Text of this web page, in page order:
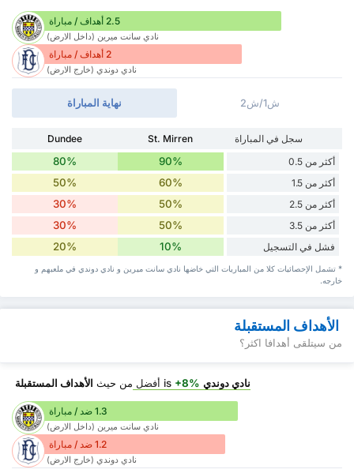
2.5 أهداف / مباراة
نادي سانت ميرين (داخل الارض)
2 أهداف / مباراة
نادي دوندي (خارج الارض)
نهاية المباراة ش1/ش2
سجل في المباراة St. Mirren
Dundee
أكثر من 0.5
90%
80%
أكثر من 1.5 60%
50%
أكثر من 2.5 50%
30%
أكثر من 3.5 50%
30%
فشل في التسجيل 10%
20%
* تشمل الإحصائيات كلا من المباريات التي خاضها نادي سانت ميرين و نادي دوندي في ملعبهم و
خارجه.
الأهداف المستقبلة
من سيتلقى أهدافا اكثر؟
نادي دوندي +8% أفضل من حيث الأهداف المستقبلة
1.3 ضد / مباراة
نادي سانت ميرين (داخل الارض)
1.2 ضد / مباراة
نادي دوندي (خارج الارض)